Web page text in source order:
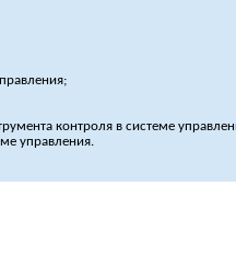
контроля в системе
управления.